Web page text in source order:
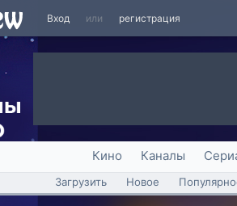
Вход или регистрация
Кино Каналы
Загрузить Новое